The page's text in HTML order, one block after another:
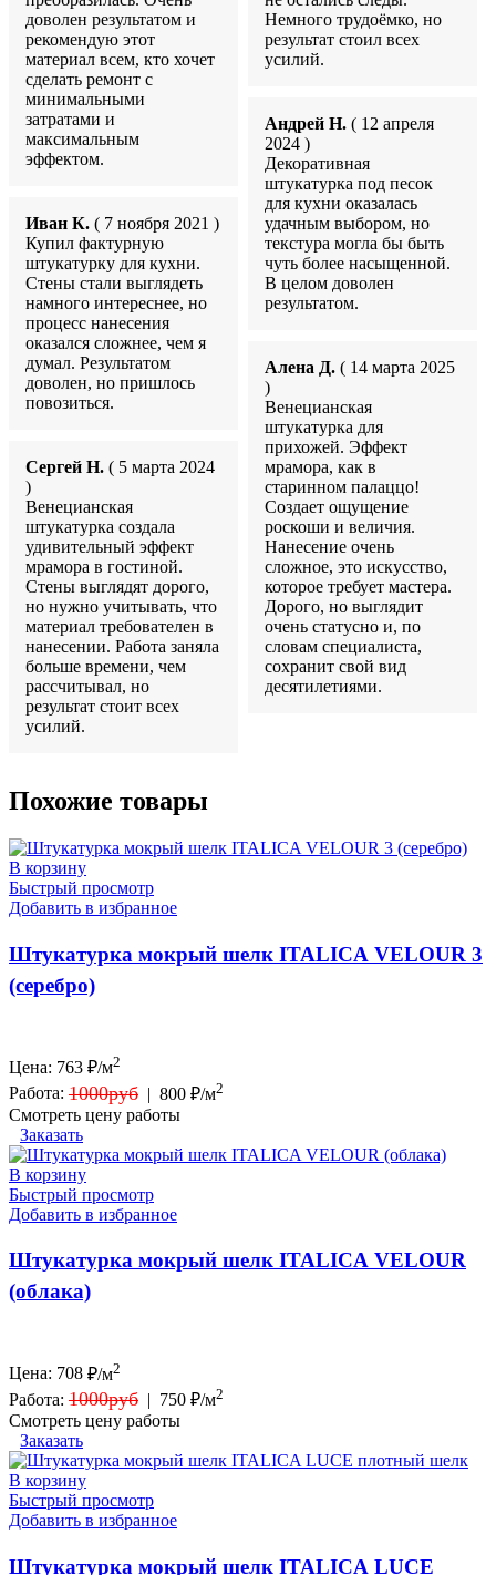
доволен результатом и
рекомендую этот
материал всем, кто хочет
сделать ремонт с
минимальными
затратами и
максимальным
эффектом.
Иван К. ( 7 ноября 2021 )
Купил фактурную
штукатурку для кухни.
Стены стали выглядеть
намного интереснее, но
процесс нанесения
оказался сложнее, чем я
думал. Результатом
доволен, но пришлось
повозиться.
Сергей Н. ( 5 марта 2024
)
Венецианская
штукатурка создала
удивительный эффект
мрамора в гостиной.
Стены выглядят дорого,
но нужно учитывать, что
материал требователен в
нанесении. Работа заняла
больше времени, чем
рассчитывал, но
результат стоит всех
усилий.
Немного трудоёмко, но
результат стоил всех
усилий.
Андрей Н. ( 12 апреля
2024 )
Декоративная
штукатурка под песок
для кухни оказалась
удачным выбором, но
текстура могла бы быть
чуть более насыщенной.
В целом доволен
результатом.
Алена Д. ( 14 марта 2025
)
Венецианская
штукатурка для
прихожей. Эффект
мрамора, как в
старинном палаццо!
Создает ощущение
роскоши и величия.
Нанесение очень
сложное, это искусство,
которое требует мастера.
Дорого, но выглядит
очень статусно и, по
словам специалиста,
сохранит свой вид
десятилетиями.
Похожие товары
В корзину
Быстрый просмотр
Добавить в избранное
Штукатурка мокрый шелк ITALICA VELOUR 3
(серебро)
Цена: 763 ₽/м2
Работа: 1000руб | 800 ₽/м2
Смотреть цену работы
Заказать
В корзину
Быстрый просмотр
Добавить в избранное
Штукатурка мокрый шелк ITALICA VELOUR
(облака)
Цена: 708 ₽/м2
Работа: 1000руб | 750 ₽/м2
Смотреть цену работы
Заказать
В корзину
Быстрый просмотр
Добавить в избранное
Штукатурка мокрый шелк ITALICA LUCE